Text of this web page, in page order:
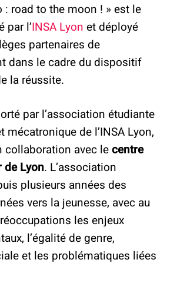
: road to the moon ! » est le
par l’INSA Lyon et déployé
partenaires de
dans le cadre du dispositif
la réussite.
par l’association étudiante
mécatronique de l’INSA Lyon,
collaboration avec lecentre
de Lyon. L’association
plusieurs années des
vers la jeunesse, avec au
les enjeux
l’égalité de genre,
et les problématiques liées